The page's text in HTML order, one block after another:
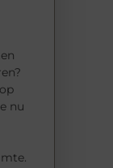
nu